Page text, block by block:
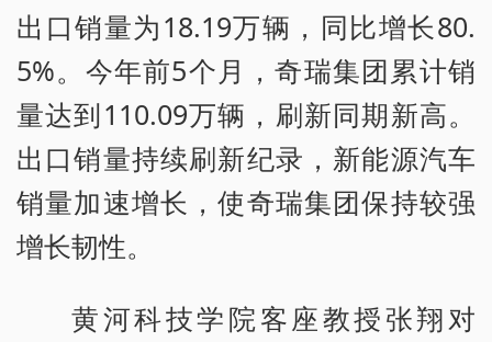
出口销量为18.19万辆，同比增长80.
5%。今年前5个月，奇瑞集团累计销
量达到110.09万辆，刷新同期新高。
出口销量持续刷新纪录，新能源汽车
销量加速增长，使奇瑞集团保持较强
增长韧性。
黄河科技学院客座教授张翔对